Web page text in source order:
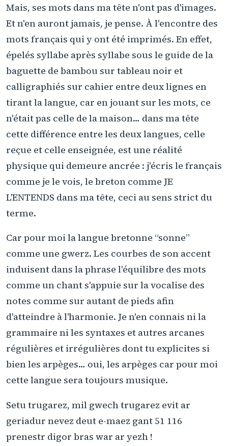
Mais, ses mots dans ma tête n'ont pas d'images.
Et n'en auront jamais, je pense. À l'encontre des
mots français qui y ont été imprimés. En effet,
épelés syllabe après syllabe sous le guide de la
baguette de bambou sur tableau noir et
calligraphiés sur cahier entre deux lignes en
tirant la langue, car en jouant sur les mots, ce
n'était pas celle de la maison… dans ma tête
cette différence entre les deux langues, celle
reçue et celle enseignée, est une réalité
physique qui demeure ancrée : j'écris le français
comme je le vois, le breton comme JE
L'ENTENDS dans ma tête, ceci au sens strict du
terme.
Car pour moi la langue bretonne “sonne”
comme une gwerz. Les courbes de son accent
induisent dans la phrase l'équilibre des mots
comme un chant s'appuie sur la vocalise des
notes comme sur autant de pieds afin
d'atteindre à l'harmonie. Je n'en connais ni la
grammaire ni les syntaxes et autres arcanes
régulières et irrégulières dont tu explicites si
bien les arpèges… oui, les arpèges car pour moi
cette langue sera toujours musique.
Setu trugarez, mil gwech trugarez evit ar
geriadur nevez deut e-maez gant 51 116
prenestr digor bras war ar yezh !